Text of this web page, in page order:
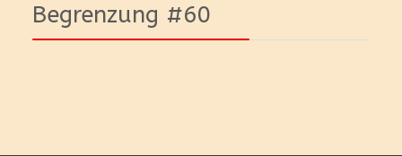
Begrenzung #60